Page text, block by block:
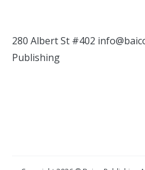
280 Albert St #402
Publishing